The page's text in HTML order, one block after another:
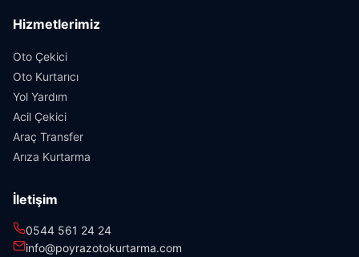
Hizmetlerimiz
Oto Çekici
Oto Kurtarıcı
Yol Yardım
Acil Çekici
Araç Transfer
Arıza Kurtarma
İletişim
0544 561 24 24
info@poyrazotokurtarma.com